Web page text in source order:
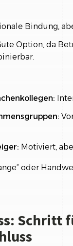
Bindung,
Option, da
Motiviert,
oder
Schritt